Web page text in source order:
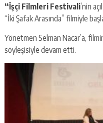
“İşçi Filmleri Festivali’nin
“İki Şafak Arasında” filmiyle
Yönetmen Selman Nacar’a,
söyleşisiyle devam etti.